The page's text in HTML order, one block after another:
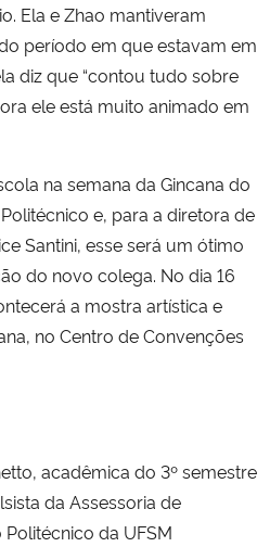
Ela e Zhao mantiveram
período em que estavam em
diz que “contou tudo sobre
ele está muito animado em
na semana da Gincana do
e, para a diretora de
Santini, esse será um ótimo
do novo colega. No dia 16
a mostra artística e
no Centro de Convenções
acadêmica do 3º semestre
da Assessoria de
da UFSM